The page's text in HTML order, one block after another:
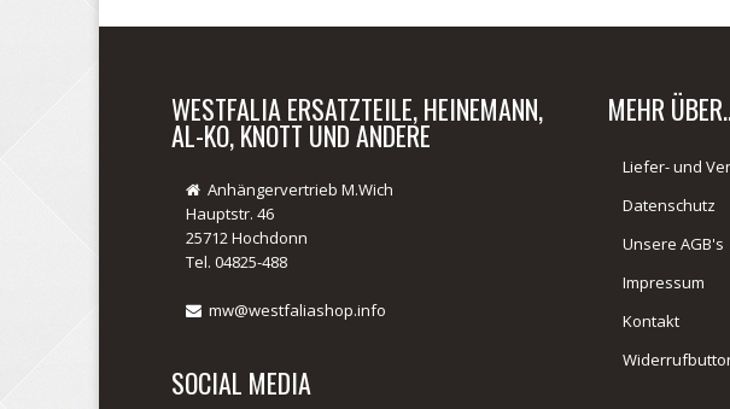
WESTFALIA ERSATZTEILE, HEINEMANN,
AL-KO, KNOTT UND ANDERE
Anhängervertrieb M.Wich
Hauptstr. 46
25712 Hochdonn
Tel. 04825-488
mw@westfaliashop.info
SOCIAL MEDIA
MEHR
Liefer- und
Datenschutz
Unsere AGB's
Impressum
Kontakt